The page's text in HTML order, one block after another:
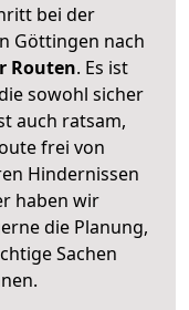
bei der
Göttingen nach
Routen. Es ist
sowohl sicher
auch ratsam,
frei von
Hindernissen
haben wir
die Planung,
Sachen